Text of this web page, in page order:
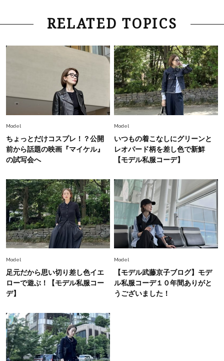
Lifestyle 2026.7.29
「お若いですね」は褒め言葉？“若い＝美しい”と
ーレス連載22】
Lifestyle 2026.8.6
26年夏の【開運アクション】は”ひと拭き”習
慣！「金運アップ→トイレ、じゃあ底上げ運
は？」
2026.5.22
梅宮アンナさん 電撃婚から1年、家族の価値観
を育み中「理想の暮らしよりも今の心地よさを選
Fashion
中村ゆりさん「40代になり、やっと“仕事以外の
幸福感”に目が向いた」ライフスタイルも、服も
Fashion 2026.7.16
白黒でもこんなに華やぐ！40代、夏の「甘めト
ップス×パンツ」コーデ〈3選〉
Fashion 2026.5.29
40代の夏通勤はこれ１着！「きちんと感」も
Fashion 2026.5.29
今、40代の「メガネ＆サングラス」のトレンド
に更新あり！“黒ぶち以外”が新定番に
RELATED TOPICS
Model
ちょっとだけコスプレ！？公開
前から話題の映画『マイケル』
の試写会へ
Model
いつもの着こなしにグリーンと
レオパード柄を差し色で新鮮
【モデル私服コーデ】
Model
足元だから思い切り差し色イエ
ローで遊ぶ！【モデル私服コー
デ】
Model
【モデル武藤京子ブログ】モデ
ル私服コーデ１０年間ありがと
うございました！